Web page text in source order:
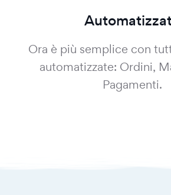
Ora è più semplice con
automatizzate: Ordini,
Pagamenti.